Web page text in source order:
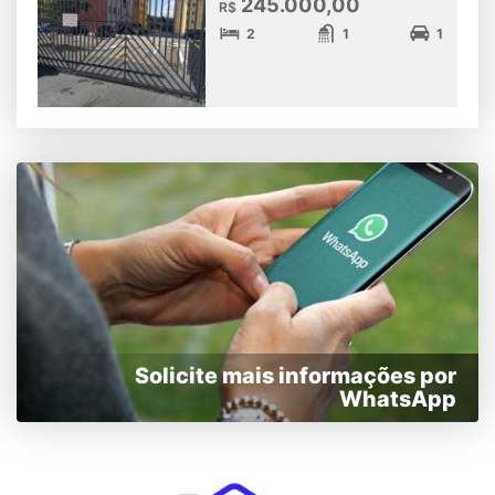
R$
2 1 1
Solicite mais informações por
WhatsApp